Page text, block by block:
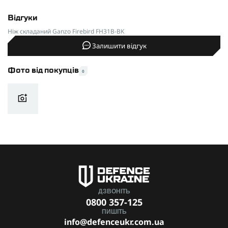
Відгуки
Нiж складаний Ganzo Firebird FH31B-BK
Залишити відгук
Фото від покупців 0
ДЗВОНІТЬ
0800 357-125
ПИШІТЬ
info@defenceukr.com.ua